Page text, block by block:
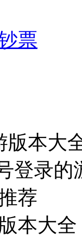
票
版本大
登录的
荐
本大全